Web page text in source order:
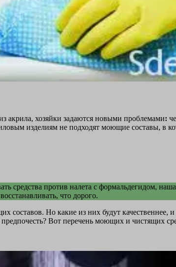
акрила, хозяйки задаются новыми проблемами:
изделиям не подходят моющие составы, в
средства против налета с формальдегидом,
что дорого.
Но какие из них будут качественнее,
Вот перечень моющих и чистящих